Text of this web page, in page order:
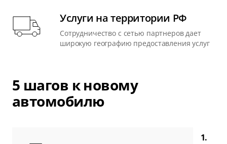
Услуги на территории РФ
Сотрудничество с сетью партнеров дает
широкую географию предоставления услуг
5 шагов к новому
автомобилю
1.